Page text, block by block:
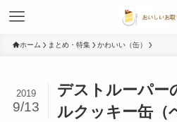
ホーム まとめ・特集 かわいい（缶）
デストルーパー
ルクッキー缶（
2019
9/13